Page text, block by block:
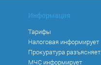
Информация
Тарифы
Налоговая информирует
Прокуратура разъясняет
МЧС информирует